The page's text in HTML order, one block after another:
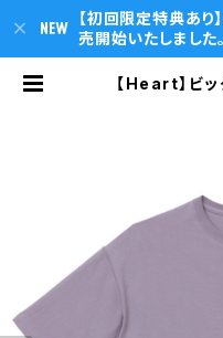
【初回限定特典あり
売開始いたしました。
【Heart】ビ